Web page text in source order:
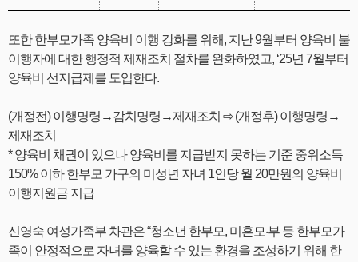
또한 한부모가족 양육비 이행 강화를 위해, 지난 9월부터 양육비 불
이행자에 대한 행정적 제재조치 절차를 완화하였고, ‘25년 7월부터
양육비 선지급제를 도입한다.
(개정전) 이행명령→감치명령→제재조치 ⇨ (개정후) 이행명령→
제재조치
* 양육비 채권이 있으나 양육비를 지급받지 못하는 기준 중위소득
150% 이하 한부모 가구의 미성년 자녀 1인당 월 20만원의 양육비
이행지원금 지급
신영숙 여성가족부 차관은 “청소년 한부모, 미혼모‧부 등 한부모가
족이 안정적으로 자녀를 양육할 수 있는 환경을 조성하기 위해 한